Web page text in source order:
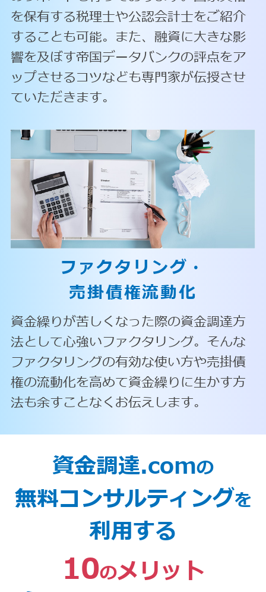
を保有する税理士や公認会計士をご紹介
することも可能。また、融資に大きな影
響を及ぼす帝国データバンクの評点をア
ップさせるコツなども専門家が伝授させ
ていただきます。
ファクタリング・
売掛債権流動化
資金繰りが苦しくなった際の資金調達方
法として心強いファクタリング。そんな
ファクタリングの有効な使い方や売掛債
権の流動化を高めて資金繰りに生かす方
法も余すことなくお伝えします。
資金調達.comの
無料コンサルティングを
利用する
10のメリット